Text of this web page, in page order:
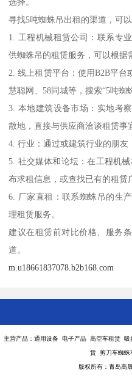
寻找5吨蜘蛛吊出租的渠道，可
1. 工程机械租赁公司：联系专
供蜘蛛吊的租赁服务，可以根据
2. 线上租赁平台：使用B2B平台
慧聪网、58同城等，搜索“5吨蜘
3. 本地建筑设备市场：实地考
散地，直接与供应商洽谈租赁事
4. 行业：通过或建筑行业的朋友
5. 社交媒体和论坛：在工程机
布求租信息，或查找已有的租赁
6. 厂家直租：联系蜘蛛吊的生
理租赁服务。
建议在租赁前对比价格、服务
道。
m.u18661837078.b2b168.com
主营产品：通用设备 电子产品 高空车租赁
赁 剪刀车蜘蛛
版权所有：青岛高